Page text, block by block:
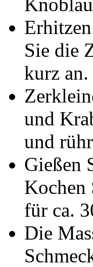
Sie die
kurz an.
und
und
Gießen
Kochen
für ca.
Die